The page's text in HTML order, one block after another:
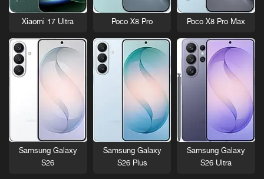
Poco X8 Pro Max
Poco X8 Pro
Xiaomi 17 Ultra
Samsung Galaxy
S26 Ultra
Samsung Galaxy
S26 Plus
Samsung Galaxy
S26